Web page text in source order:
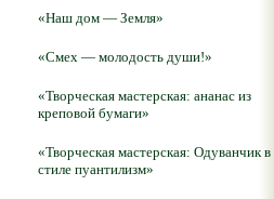
«Наш дом — Земля»
«Смех — молодость души!»
«Творческая мастерская: ананас из
креповой бумаги»
«Творческая мастерская: Одуванчик в
стиле пуантилизм»